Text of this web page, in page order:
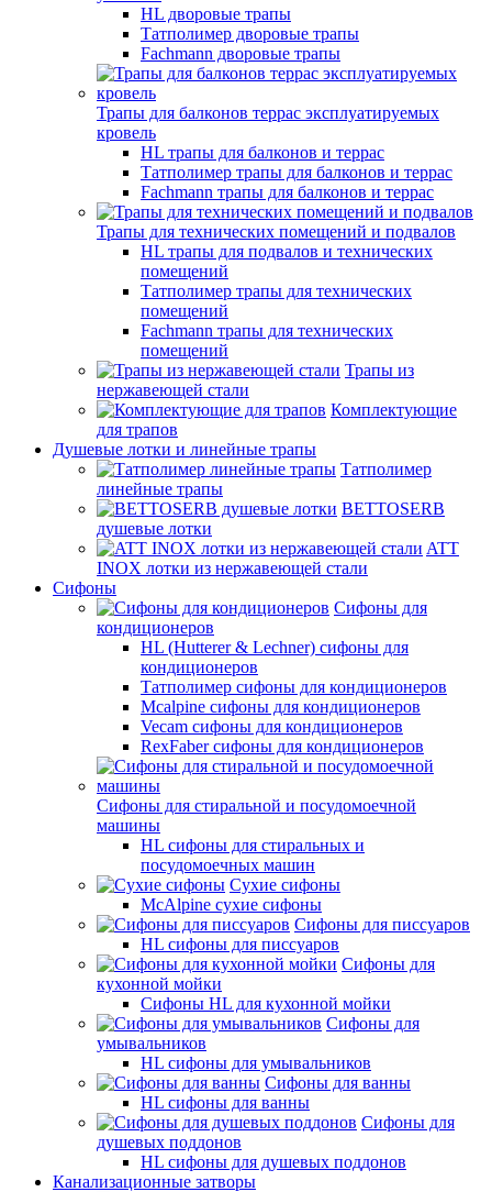
HL дворовые трапы
Татполимер дворовые трапы
Fachmann дворовые трапы
Трапы для балконов террас эксплуатируемых
кровель
HL трапы для балконов и террас
Татполимер трапы для балконов и террас
Fachmann трапы для балконов и террас
Трапы для технических помещений и подвалов
HL трапы для подвалов и технических
помещений
Татполимер трапы для технических
помещений
Fachmann трапы для технических
помещений
Трапы из
нержавеющей стали
Комплектующие
для трапов
Душевые лотки и линейные трапы
Татполимер
линейные трапы
BETTOSERB
душевые лотки
ATT
INOX лотки из нержавеющей стали
Сифоны
Сифоны для
кондиционеров
HL (Hutterer & Lechner) сифоны для
кондиционеров
Татполимер сифоны для кондиционеров
Mcalpine сифоны для кондиционеров
Vecam сифоны для кондиционеров
RexFaber сифоны для кондиционеров
Сифоны для стиральной и посудомоечной
машины
HL сифоны для стиральных и
посудомоечных машин
Сухие сифоны
McAlpine сухие сифоны
Сифоны для писсуаров
HL сифоны для писсуаров
Сифоны для
кухонной мойки
Сифоны HL для кухонной мойки
Сифоны для
умывальников
HL сифоны для умывальников
Сифоны для ванны
HL сифоны для ванны
Сифоны для
душевых поддонов
HL сифоны для душевых поддонов
Канализационные затворы